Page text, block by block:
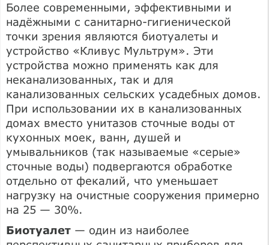
Более современными, эффективными и
надёжными с санитарно-гигиенической
точки зрения являются биотуалеты и
устройство «Кливус Мультрум». Эти
устройства можно применять как для
неканализованных, так и для
канализованных сельских усадебных домов.
При использовании их в канализованных
домах вместо унитазов сточные воды от
кухонных моек, ванн, душей и
умывальников (так называемые «серые»
сточные воды) подвергаются обработке
отдельно от фекалий, что уменьшает
нагрузку на очистные сооружения примерно
на 25 — 30%.
Биотуалет — один из наиболее